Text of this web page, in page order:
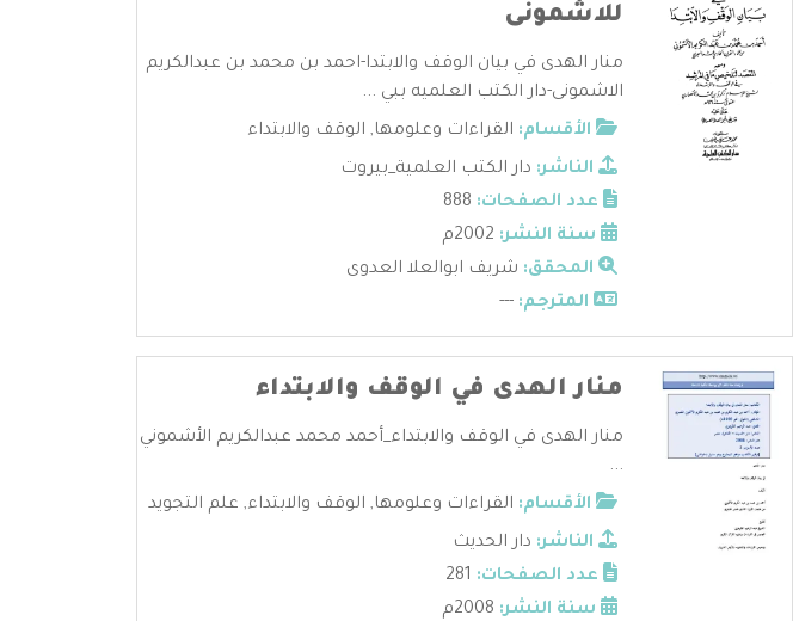
للاشمونى
منار الهدى في بيان الوقف والابتدا-احمد بن محمد بن عبدالكريم
الاشمونى-دار الكتب العلميه ببي ...
الأقسام: القراءات وعلومها, الوقف والابتداء
الناشر: دار الكتب العلمية_بيروت
عدد الصفحات:
سنة النشر:
المحقق: شريف ابوالعلا العدوى
المترجم: ---
منار الهدى في الوقف والابتداء
منار الهدى في الوقف والابتداء_أحمد محمد عبدالكريم الأشموني
...
الأقسام: القراءات وعلومها, الوقف والابتداء, علم التجويد
الناشر: دار الحديث
عدد الصفحات:
سنة النشر: